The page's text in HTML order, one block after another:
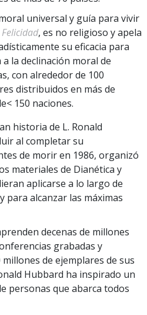
universal y guía para vivir
, es no religioso y apela
su eficacia para
la declinación moral de
con alrededor de 100
distribuidos en más de
150 naciones.
historia de L. Ronald
al completar su
de morir en 1986, organizó
materiales de Dianética y
aplicarse a lo largo de
para alcanzar las máximas
decenas de millones
grabadas y
millones de ejemplares de sus
Hubbard ha inspirado un
personas que abarca todos